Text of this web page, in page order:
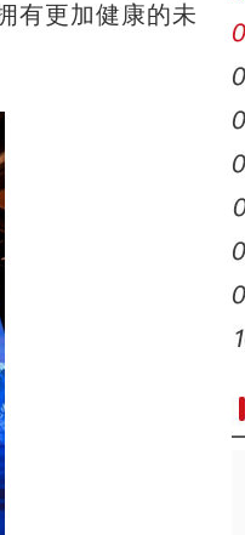
有更加健康的未